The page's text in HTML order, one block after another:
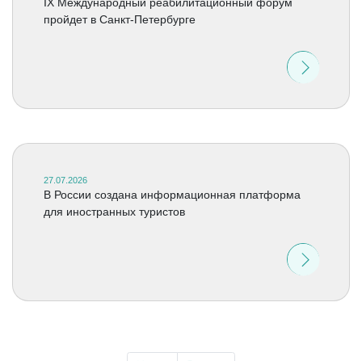
пройдет в Санкт-Петербурге
27.07.2026
В России создана информационная платформа
для иностранных туристов